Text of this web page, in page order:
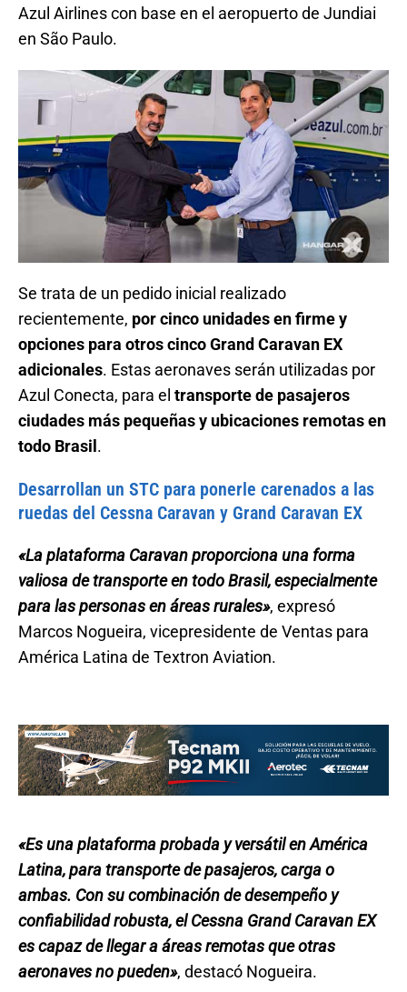
Azul Airlines con base en el aeropuerto de Jundiai
en São Paulo.
Se trata de un pedido inicial realizado
recientemente, por cinco unidades en firme y
opciones para otros cinco Grand Caravan EX
adicionales. Estas aeronaves serán utilizadas por
Azul Conecta, para el transporte de pasajeros
ciudades más pequeñas y ubicaciones remotas en
todo Brasil .
Desarrollan un STC para ponerle carenados a las
ruedas del Cessna Caravan y Grand Caravan EX
«La plataforma Caravan proporciona una forma
valiosa de transporte en todo Brasil, especialmente
para las personas en áreas rurales», expresó
Marcos Nogueira, vicepresidente de Ventas para
América Latina de Textron Aviation.
«Es una plataforma probada y versátil en América
Latina, para transporte de pasajeros, carga o
ambas. Con su combinación de desempeño y
confiabilidad robusta, el Cessna Grand Caravan EX
es capaz de llegar a áreas remotas que otras
aeronaves no pueden», destacó Nogueira.